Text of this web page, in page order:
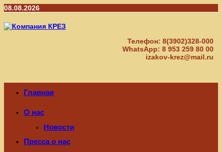
Перейти
содержимому
08.08.2026
Телефон: 8(3902)328-000
WhatsApp: 8 953 259 80 00
izakov-krez@mail.ru
Главная
О нас
Новости
Пресса о нас